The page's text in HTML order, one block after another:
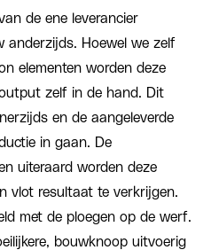
de ene leverancier
anderzijds. Hoewel we zelf
elementen worden deze
zelf in de hand. Dit
en de aangeleverde
in gaan. De
uiteraard worden deze
vlot resultaat te verkrijgen.
met de ploegen op de werf.
bouwknoop uitvoerig